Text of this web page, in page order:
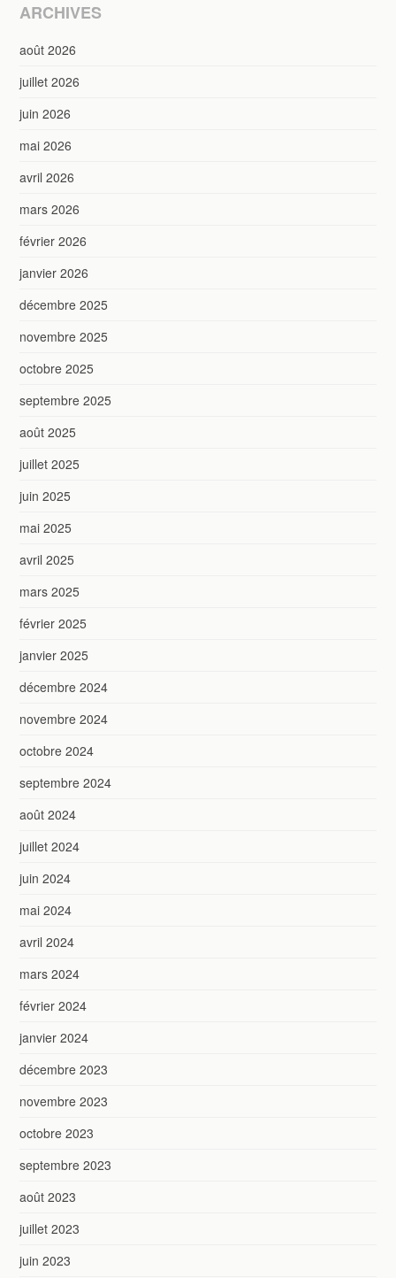
ARCHIVES
août 2026
juillet 2026
juin 2026
mai 2026
avril 2026
mars 2026
février 2026
janvier 2026
décembre 2025
novembre 2025
octobre 2025
septembre 2025
août 2025
juillet 2025
juin 2025
mai 2025
avril 2025
mars 2025
février 2025
janvier 2025
décembre 2024
novembre 2024
octobre 2024
septembre 2024
août 2024
juillet 2024
juin 2024
mai 2024
avril 2024
mars 2024
février 2024
janvier 2024
décembre 2023
novembre 2023
octobre 2023
septembre 2023
août 2023
juillet 2023
juin 2023